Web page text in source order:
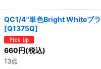
QC1/4"単色Bright Whiteブラ
[Q1375Q]
660円(税込)
13点